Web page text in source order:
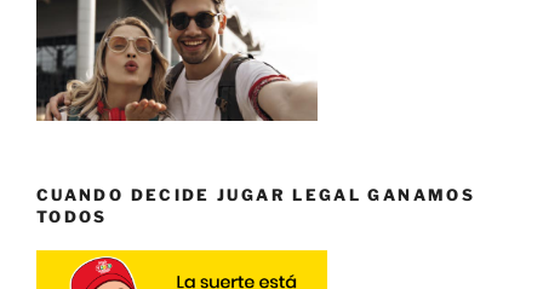
CUANDO DECIDE JUGAR LEGAL GANAMOS
TODOS